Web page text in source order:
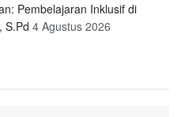
Pembelajaran Inklusif di
S.Pd 4 Agustus 2026